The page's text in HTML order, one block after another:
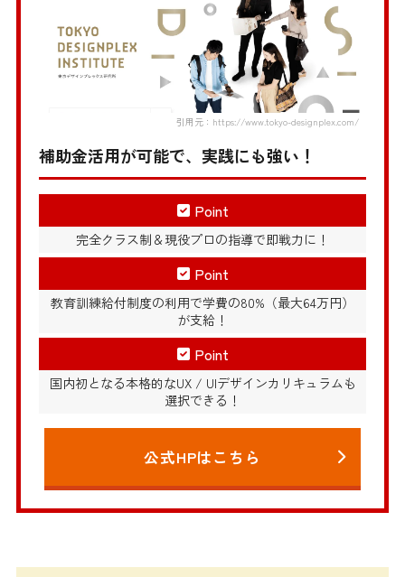
引用元：https://www.tokyo-designplex.com/
補助金活用が可能で、実践にも強い！
Point
完全クラス制＆現役プロの指導で即戦力に！
Point
教育訓練給付制度の利用で学費の80%（最大64万円）
が支給！
Point
国内初となる本格的なUX / UIデザインカリキュラムも
選択できる！
公式HPはこちら